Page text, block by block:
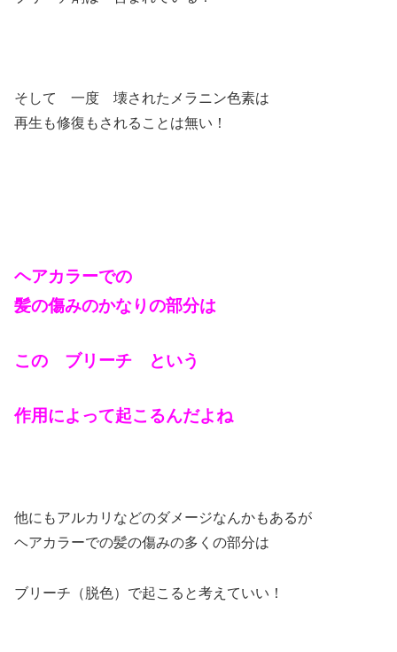
そして 一度 壊されたメラニン色素は
再生も修復もされることは無い！
ヘアカラーでの
髪の傷みのかなりの部分は
この ブリーチ という
作用によって起こるんだよね
他にもアルカリなどのダメージなんかもあるが
ヘアカラーでの髪の傷みの多くの部分は
ブリーチ（脱色）で起こると考えていい！